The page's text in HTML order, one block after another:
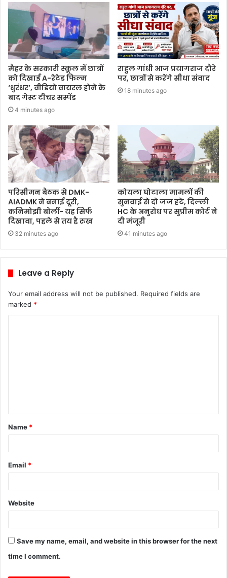
मैहर के सरकारी स्कूल में छात्रों
को दिखाई A-रेटेड फिल्म
‘धुरंधर’, वीडियो वायरल होने के
बाद गेस्ट टीचर सस्पेंड
4 minutes ago
राहुल गांधी आज प्रयागराज दौरे
पर, छात्रों से करेंगे सीधा संवाद
18 minutes ago
परिसीमन बैठक से DMK-
AIADMK ने बनाई दूरी,
कनिमोझी बोलीं- यह सिर्फ
दिखावा, पहले से तय है रुख
32 minutes ago
कोयला घोटाला मामलों की
सुनवाई से दो जज हटे, दिल्ली
HC के अनुरोध पर सुप्रीम कोर्ट ने
दी मंजूरी
41 minutes ago
Leave a Reply
Your email address will not be published. Required fields are
marked *
t
*
Name *
Email *
Website
Save my name, email, and website in this browser for the next
time I comment.